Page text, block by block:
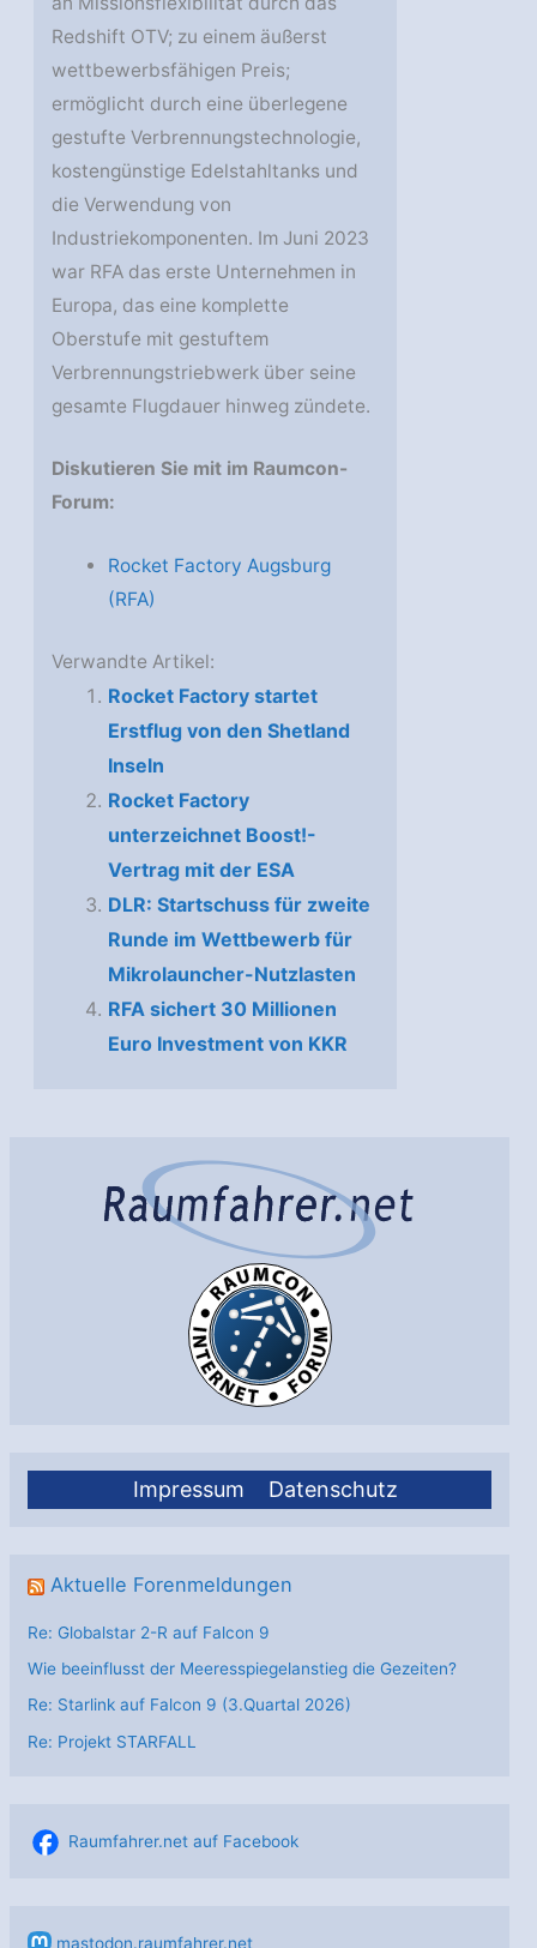
Impressum Datenschutz
Aktuelle Forenmeldungen
Re: Globalstar 2-R auf Falcon 9
Wie beeinflusst der Meeresspiegelanstieg die Gezeiten?
Re: Starlink auf Falcon 9 (3.Quartal 2026)
Re: Projekt STARFALL
Raumfahrer.net auf Facebook
mastodon.raumfahrer.net
Redshift OTV; zu einem äußerst
wettbewerbsfähigen Preis;
ermöglicht durch eine überlegene
gestufte Verbrennungstechnologie,
kostengünstige Edelstahltanks und
die Verwendung von
Industriekomponenten. Im Juni 2023
war RFA das erste Unternehmen in
Europa, das eine komplette
Oberstufe mit gestuftem
Verbrennungstriebwerk über seine
gesamte Flugdauer hinweg zündete.
Diskutieren Sie mit im Raumcon-
Forum:
Rocket Factory Augsburg
(RFA)
Verwandte Artikel:
Rocket Factory startet
Erstflug von den Shetland
Inseln
Rocket Factory
unterzeichnet Boost!-
Vertrag mit der ESA
DLR: Startschuss für zweite
Runde im Wettbewerb für
Mikrolauncher-Nutzlasten
RFA sichert 30 Millionen
Euro Investment von KKR